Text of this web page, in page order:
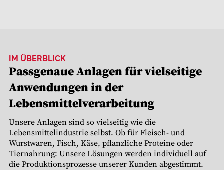
IM ÜBERBLICK
Passgenaue Anlagen für vielseitige
Anwendungen in der
Lebensmittelverarbeitung
Unsere Anlagen sind so vielseitig wie die
Lebensmittelindustrie selbst. Ob für Fleisch- und
Wurstwaren, Fisch, Käse, pflanzliche Proteine oder
Tiernahrung: Unsere Lösungen werden individuell auf
die Produktionsprozesse unserer Kunden abgestimmt.